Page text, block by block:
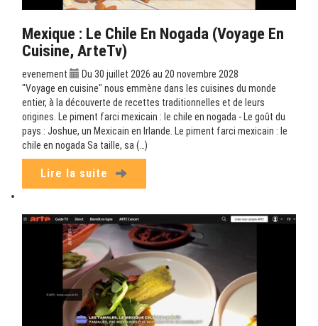
Mexique : Le Chile En Nogada (Voyage En
Cuisine, ArteTv)
evenement
Du 30 juillet 2026 au 20 novembre 2028
"Voyage en cuisine" nous emmène dans les cuisines du monde
entier, à la découverte de recettes traditionnelles et de leurs
origines. Le piment farci mexicain : le chile en nogada - Le goût du
pays : Joshue, un Mexicain en Irlande. Le piment farci mexicain : le
chile en nogada Sa taille, sa (…)
Lire la suite